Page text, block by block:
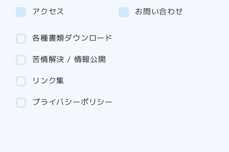
アクセス
お問い合わせ
各種書類ダウンロード
苦情解決 / 情報公開
リンク集
プライバシーポリシー